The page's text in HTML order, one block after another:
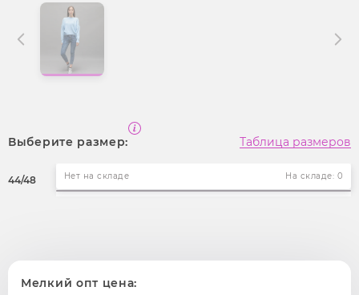
Выберите размер: Таблица размеров
44/48 Нет на складе На складе: 0
Мелкий опт цена: